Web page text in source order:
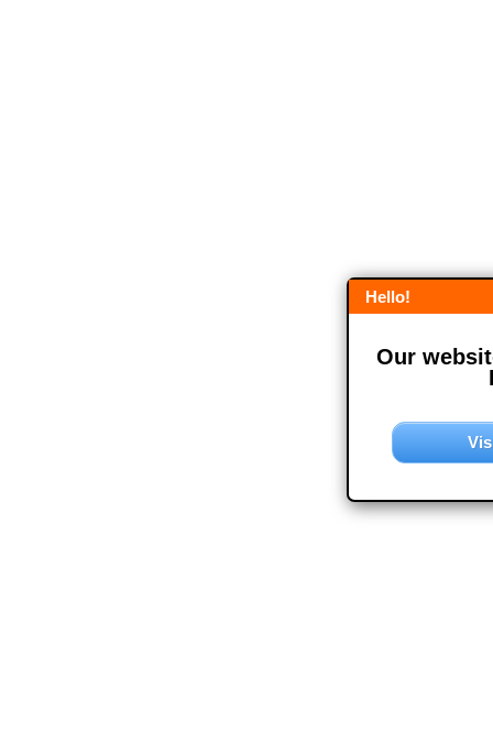
Hello!
Our